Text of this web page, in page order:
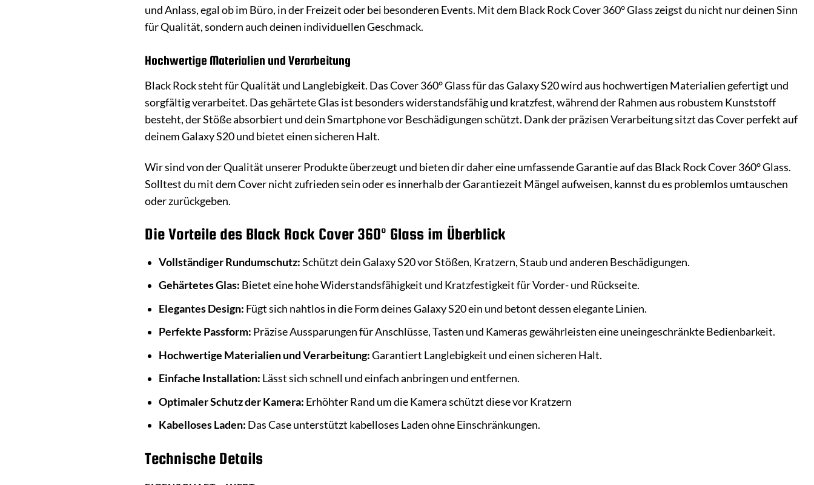
und Anlass, egal ob im Büro, in der Freizeit oder bei besonderen Events. Mit dem Black Rock Cover 360° Glass zeigst du nicht nur deinen Sinn
für Qualität, sondern auch deinen individuellen Geschmack.
Hochwertige Materialien und Verarbeitung
Black Rock steht für Qualität und Langlebigkeit. Das Cover 360° Glass für das Galaxy S20 wird aus hochwertigen Materialien gefertigt und
sorgfältig verarbeitet. Das gehärtete Glas ist besonders widerstandsfähig und kratzfest, während der Rahmen aus robustem Kunststoff
besteht, der Stöße absorbiert und dein Smartphone vor Beschädigungen schützt. Dank der präzisen Verarbeitung sitzt das Cover perfekt auf
deinem Galaxy S20 und bietet einen sicheren Halt.
Wir sind von der Qualität unserer Produkte überzeugt und bieten dir daher eine umfassende Garantie auf das Black Rock Cover 360° Glass.
Solltest du mit dem Cover nicht zufrieden sein oder es innerhalb der Garantiezeit Mängel aufweisen, kannst du es problemlos umtauschen
oder zurückgeben.
Die Vorteile des Black Rock Cover 360° Glass im Überblick
Vollständiger Rundumschutz:Schützt dein Galaxy S20 vor Stößen, Kratzern, Staub und anderen Beschädigungen.
Gehärtetes Glas: Bietet eine hohe Widerstandsfähigkeit und Kratzfestigkeit für Vorder- und Rückseite.
Elegantes Design: Fügt sich nahtlos in die Form deines Galaxy S20 ein und betont dessen elegante Linien.
Perfekte Passform: Präzise Aussparungen für Anschlüsse, Tasten und Kameras gewährleisten eine uneingeschränkte Bedienbarkeit.
Hochwertige Materialien und Verarbeitung:Garantiert Langlebigkeit und einen sicheren Halt.
Einfache Installation: Lässt sich schnell und einfach anbringen und entfernen.
Optimaler Schutz der Kamera: Erhöhter Rand um die Kamera schützt diese vor Kratzern
Kabelloses Laden: Das Case unterstützt kabelloses Laden ohne Einschränkungen.
Technische Details